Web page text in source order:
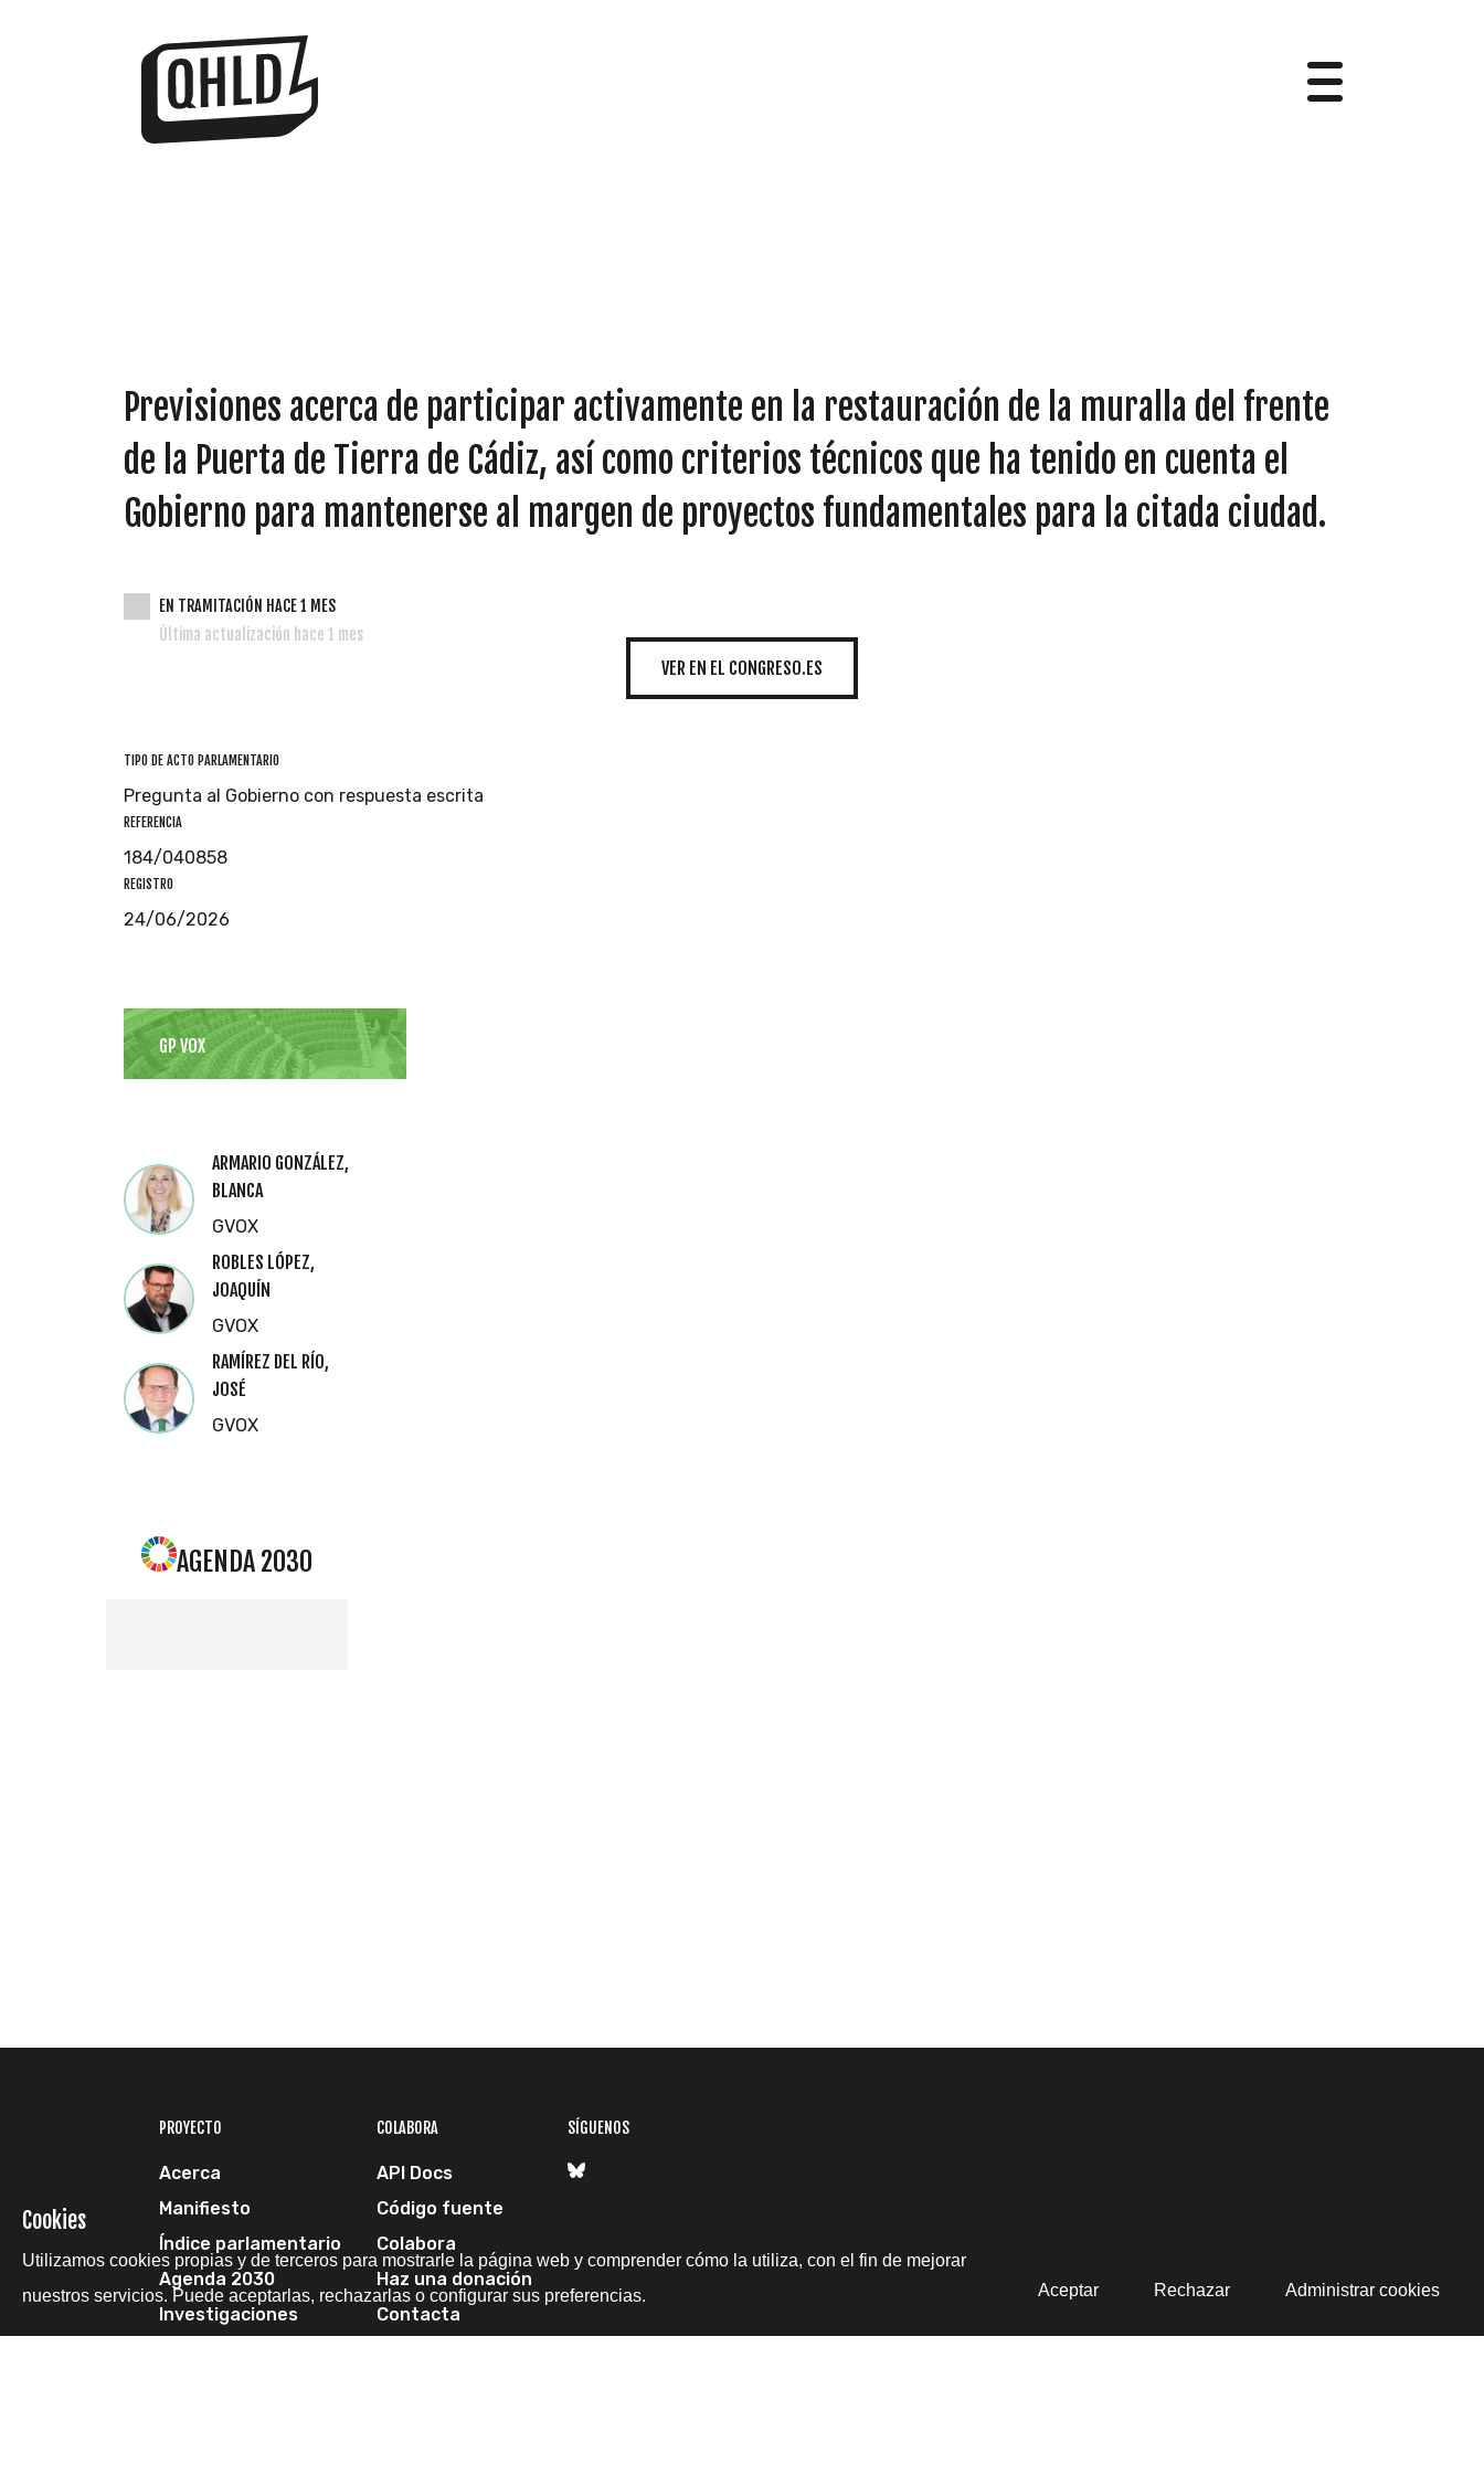
GRUPOS
INICIATIVAS
TEMÁTICAS
Previsiones acerca de participar activamente en la restauración de la muralla del frente
de la Puerta de Tierra de Cádiz, así como criterios técnicos que ha tenido en cuenta el
Gobierno para mantenerse al margen de proyectos fundamentales para la citada ciudad.
EN TRAMITACIÓN HACE 1 MES
Última actualización hace 1 mes
VER EN EL CONGRESO.ES
TIPO DE ACTO PARLAMENTARIO
Pregunta al Gobierno con respuesta escrita
REFERENCIA
184/040858
REGISTRO
24/06/2026
GP VOX
ARMARIO GONZÁLEZ,
BLANCA
GVOX
ROBLES LÓPEZ,
JOAQUÍN
GVOX
RAMÍREZ DEL RÍO,
JOSÉ
GVOX
AGENDA 2030
PROYECTO
Acerca
Manifiesto
Índice parlamentario
Agenda 2030
Investigaciones
COLABORA
API Docs
Código fuente
Colabora
Haz una donación
Contacta
SÍGUENOS
Cookies
Utilizamos cookies propias y de terceros para mostrarle la página web y comprender cómo la utiliza, con el fin de mejorar
nuestros servicios. Puede aceptarlas, rechazarlas o configurar sus preferencias.
Aceptar Rechazar Administrar cookies